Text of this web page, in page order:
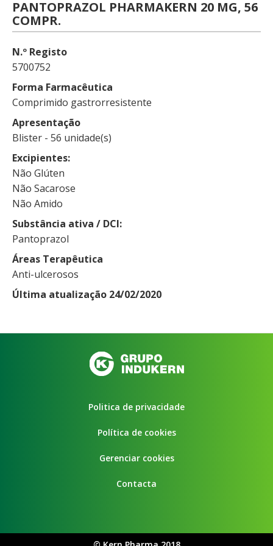
PANTOPRAZOL PHARMAKERN 20 MG, 56
COMPR.
N.º Registo
5700752
Forma Farmacêutica
Comprimido gastrorresistente
Apresentação
Blister - 56 unidade(s)
Excipientes
Não Glúten
Não Sacarose
Não Amido
Substância ativa / DCI
Pantoprazol
Áreas Terapêutica
Anti-ulcerosos
Última atualização 24/02/2020
Politica de privacidade
Política de cookies
Gerenciar cookies
Contacta